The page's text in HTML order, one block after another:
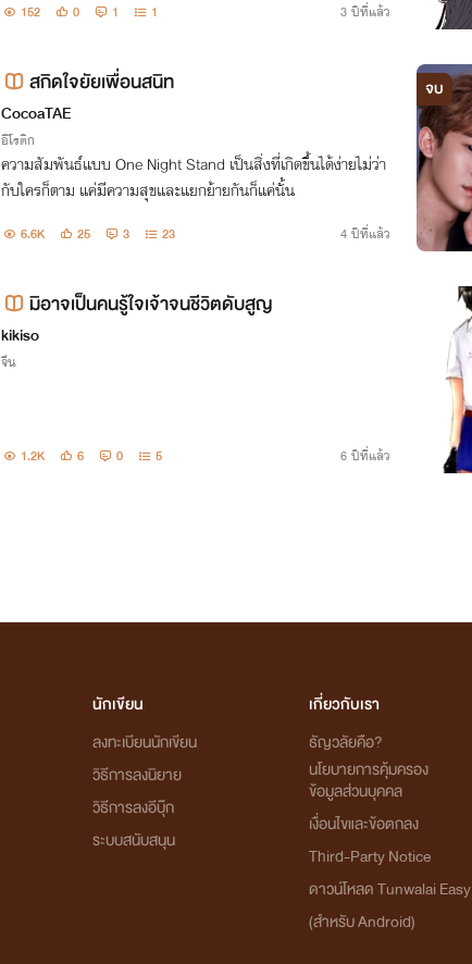
152 0 1 1 3 ปีที่แล้ว
สกิดใจยัยเพื่อนสนิท
CocoaTAE
อีโรติก
ความสัมพันธ์แบบ One Night Stand เป็นสิ่งที่เกิดขึ้นได้ง่ายไม่ว่า
กับใครก็ตาม แค่มีความสุขและแยกย้ายกันก็แค่นั้น
6.6K 25 3 23 4 ปีที่แล้ว
จบ
มิอาจเป็นคนรู้ใจเจ้าจนชีวิตดับสูญ
kikiso
จีน
1.2K 6 0 5 6 ปีที่แล้ว
นักเขียน
ลงทะเบียนนักเขียน
วิธีการลงนิยาย
วิธีการลงอีบุ๊ก
ระบบสนับสนุน
เกี่ยวกับเรา
ธัญวลัยคือ?
นโยบายการคุ้มครอง
ข้อมูลส่วนบุคคล
เงื่อนไขและข้อตกลง
Third-Party Notice
ดาวน์โหลด Tunwalai Easy
(สำหรับ Android)